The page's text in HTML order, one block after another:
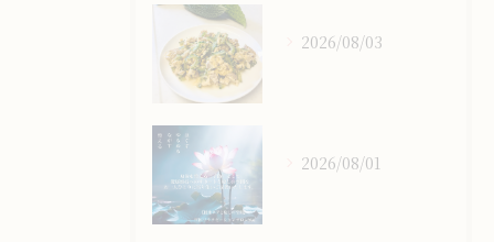
2026/08/03
2026/08/01